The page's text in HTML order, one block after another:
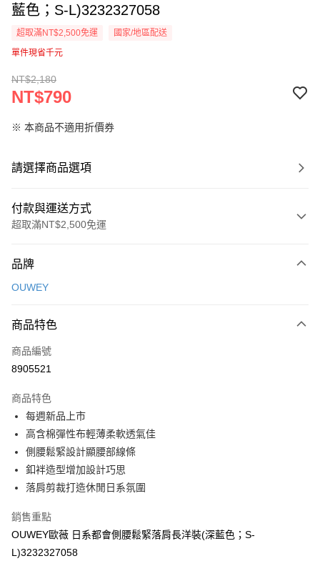
藍色；S-L)3232327058
超取滿NT$2,500免運
國家/地區配送
單件現省千元
NT$2,180
NT$790
※ 本商品不適用折價券
請選擇商品選項
付款與運送方式
超取滿NT$2,500免運
信用卡一次付款
3 期 0 利率 每期
合作金庫商業銀行
上海商業儲蓄銀行
臺灣中小企業銀行
匯豐（台灣）商業銀行
聯邦商業銀行
元大商業銀行
玉山商業銀行
台灣樂天信用卡公司
超商取貨付款
LINE Pay
Apple Pay
街口支付
悠遊付
全盈+PAY
相關說明
【大哥付你分期使用說明】
1.本服務由台灣大哥大提供，台灣大哥大用戶可立即使用無須另外申請。
AFTEE先享後付
品牌
OUWEY
商品特色
商品編號
8905521
商品特色
每週新品上市
高含棉彈性布輕薄柔軟透氣佳
側腰鬆緊設計顯腰部線條
釦袢造型增加設計巧思
落肩剪裁打造休閒日系氛圍
銷售重點
OUWEY歐薇 日系都會側腰鬆緊落肩長洋裝(深藍色；S-
L)3232327058